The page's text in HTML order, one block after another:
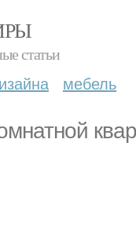
статьи
мебель